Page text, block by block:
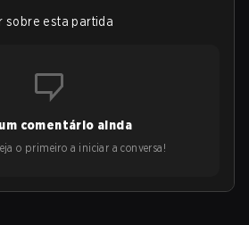
sobre esta partida
comentário ainda
o primeiro a iniciar a conversa!